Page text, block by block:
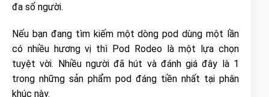
đa số người.
Nếu bạn đang tìm kiếm một dòng pod dùng một lần
có nhiều hương vị thì Pod Rodeo là một lựa chọn
tuyệt vời. Nhiều người đã hút và đánh giá đây là 1
trong những sản phẩm pod đáng tiền nhất tại phân
khúc này.